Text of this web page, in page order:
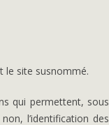
le site susnommé.
qui permettent, sous
l’identification des